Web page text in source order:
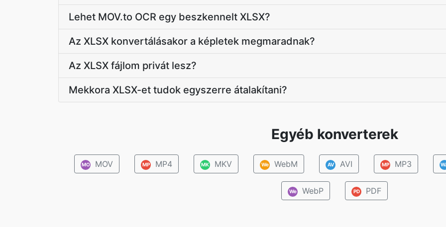
Lehet MOV.to OCR egy beszkennelt XLSX?
Az XLSX konvertálásakor a képletek megmaradnak?
Az XLSX fájlom privát lesz?
Mekkora XLSX-et tudok egyszerre átalakítani?
Egyéb konverterek
MO MOV MP MP4 MK MKV We WebM AV AVI MP MP3
We WebP PD PDF